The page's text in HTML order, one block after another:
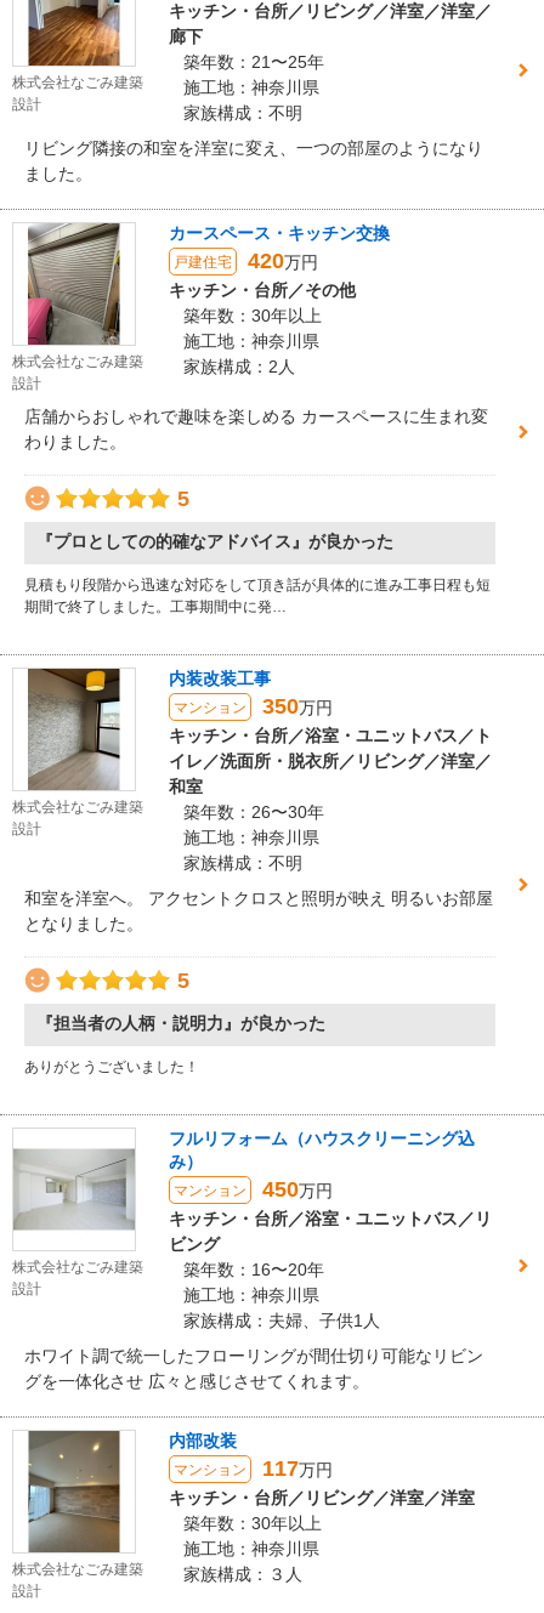
株式会社なごみ建築
設計
キッチン・台所／リビング／洋室／洋室／
廊下
築年数：21〜25年
施工地：神奈川県
家族構成：不明
リビング隣接の和室を洋室に変え、一つの部屋のようになり
ました。
株式会社なごみ建築
設計
カースペース・キッチン交換
戸建住宅 420万円
キッチン・台所／その他
築年数：30年以上
施工地：神奈川県
家族構成：2人
店舗からおしゃれで趣味を楽しめる カースペースに生まれ変
わりました。
5
『プロとしての的確なアドバイス』が良かった
見積もり段階から迅速な対応をして頂き話が具体的に進み工事日程も短
期間で終了しました。工事期間中に発…
株式会社なごみ建築
設計
内装改装工事
マンション 350万円
キッチン・台所／浴室・ユニットバス／ト
イレ／洗面所・脱衣所／リビング／洋室／
和室
築年数：26〜30年
施工地：神奈川県
家族構成：不明
和室を洋室へ。 アクセントクロスと照明が映え 明るいお部屋
となりました。
5
『担当者の人柄・説明力』が良かった
ありがとうございました！
株式会社なごみ建築
設計
フルリフォーム（ハウスクリーニング込
み）
マンション 450万円
キッチン・台所／浴室・ユニットバス／リ
ビング
築年数：16〜20年
施工地：神奈川県
家族構成：夫婦、子供1人
ホワイト調で統一したフローリングが間仕切り可能なリビン
グを一体化させ 広々と感じさせてくれます。
株式会社なごみ建築
設計
内部改装
マンション 117万円
キッチン・台所／リビング／洋室／洋室
築年数：30年以上
施工地：神奈川県
家族構成：３人